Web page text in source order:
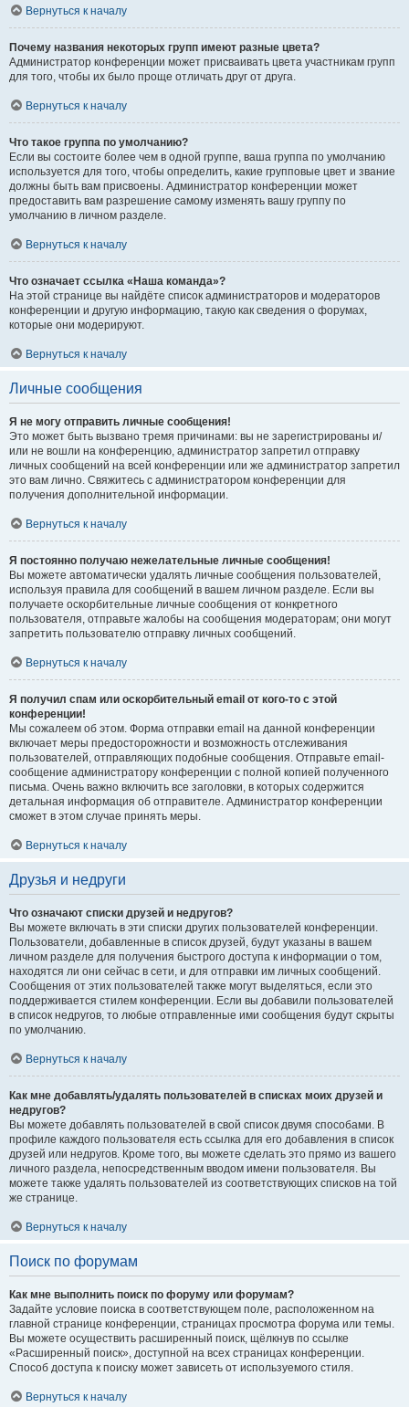
Вернуться к началу
Почему названия некоторых групп имеют разные цвета?
Администратор конференции может присваивать цвета участникам групп
для того, чтобы их было проще отличать друг от друга.
Вернуться к началу
Что такое группа по умолчанию?
Если вы состоите более чем в одной группе, ваша группа по умолчанию
используется для того, чтобы определить, какие групповые цвет и звание
должны быть вам присвоены. Администратор конференции может
предоставить вам разрешение самому изменять вашу группу по
умолчанию в личном разделе.
Вернуться к началу
Что означает ссылка «Наша команда»?
На этой странице вы найдёте список администраторов и модераторов
конференции и другую информацию, такую как сведения о форумах,
которые они модерируют.
Вернуться к началу
Личные сообщения
Я не могу отправить личные сообщения!
Это может быть вызвано тремя причинами: вы не зарегистрированы и/
или не вошли на конференцию, администратор запретил отправку
личных сообщений на всей конференции или же администратор запретил
это вам лично. Свяжитесь с администратором конференции для
получения дополнительной информации.
Вернуться к началу
Я постоянно получаю нежелательные личные сообщения!
Вы можете автоматически удалять личные сообщения пользователей,
используя правила для сообщений в вашем личном разделе. Если вы
получаете оскорбительные личные сообщения от конкретного
пользователя, отправьте жалобы на сообщения модераторам; они могут
запретить пользователю отправку личных сообщений.
Вернуться к началу
Я получил спам или оскорбительный email от кого-то с этой
конференции!
Мы сожалеем об этом. Форма отправки email на данной конференции
включает меры предосторожности и возможность отслеживания
пользователей, отправляющих подобные сообщения. Отправьте email-
сообщение администратору конференции с полной копией полученного
письма. Очень важно включить все заголовки, в которых содержится
детальная информация об отправителе. Администратор конференции
сможет в этом случае принять меры.
Вернуться к началу
Друзья и недруги
Что означают списки друзей и недругов?
Вы можете включать в эти списки других пользователей конференции.
Пользователи, добавленные в список друзей, будут указаны в вашем
личном разделе для получения быстрого доступа к информации о том,
находятся ли они сейчас в сети, и для отправки им личных сообщений.
Сообщения от этих пользователей также могут выделяться, если это
поддерживается стилем конференции. Если вы добавили пользователей
в список недругов, то любые отправленные ими сообщения будут скрыты
по умолчанию.
Вернуться к началу
Как мне добавлять/удалять пользователей в списках моих друзей и
недругов?
Вы можете добавлять пользователей в свой список двумя способами. В
профиле каждого пользователя есть ссылка для его добавления в список
друзей или недругов. Кроме того, вы можете сделать это прямо из вашего
личного раздела, непосредственным вводом имени пользователя. Вы
можете также удалять пользователей из соответствующих списков на той
же странице.
Вернуться к началу
Поиск по форумам
Как мне выполнить поиск по форуму или форумам?
Задайте условие поиска в соответствующем поле, расположенном на
главной странице конференции, страницах просмотра форума или темы.
Вы можете осуществить расширенный поиск, щёлкнув по ссылке
«Расширенный поиск», доступной на всех страницах конференции.
Способ доступа к поиску может зависеть от используемого стиля.
Вернуться к началу